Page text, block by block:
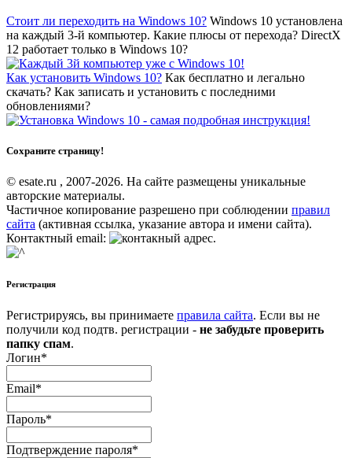
Стоит ли переходить на Windows 10? Windows 10 установлена
на каждый 3-й компьютер. Какие плюсы от перехода? DirectX
12 работает только в Windows 10?
Как установить Windows 10? Как бесплатно и легально
скачать? Как записать и установить с последними
обновлениями?
Сохраните страницу!
© esate.ru , 2007-2026. На сайте размещены уникальные
авторские материалы.
Частичное копирование разрешено при соблюдении правил
сайта (активная ссылка, указание автора и имени сайта).
Контактный email:
.
Регистрация
Регистрируясь, вы принимаете правила сайта. Если вы не
получили код подтв. регистрации - не забудьте проверить
папку спам.
Логин*
Email*
Пароль*
Подтверждение пароля*